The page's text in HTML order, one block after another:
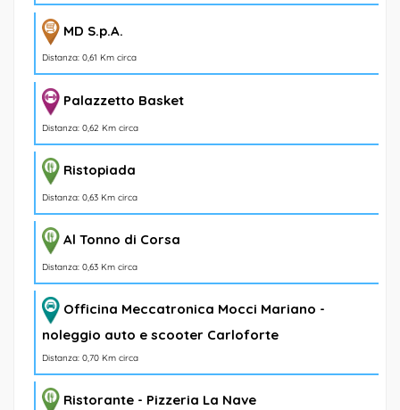
MD S.p.A.
Distanza: 0,61 Km circa
Palazzetto Basket
Distanza: 0,62 Km circa
Ristopiada
Distanza: 0,63 Km circa
Al Tonno di Corsa
Distanza: 0,63 Km circa
Officina Meccatronica Mocci Mariano -
noleggio auto e scooter Carloforte
Distanza: 0,70 Km circa
Ristorante - Pizzeria La Nave